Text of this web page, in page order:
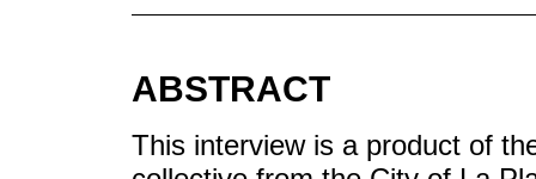
ABSTRACT
This interview is a product of